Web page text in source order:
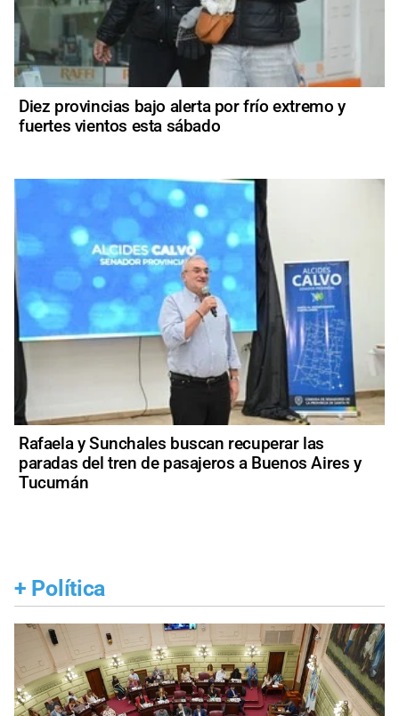
Diez provincias bajo alerta por frío extremo y
fuertes vientos esta sábado
Rafaela y Sunchales buscan recuperar las
paradas del tren de pasajeros a Buenos Aires y
Tucumán
+ Política